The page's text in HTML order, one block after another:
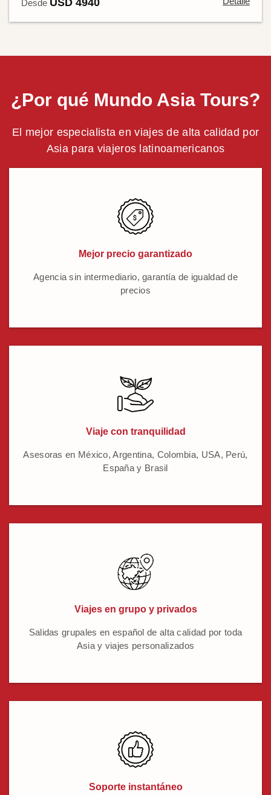
Desde USD 4940
¿Por qué Mundo Asia Tours?
El mejor especialista en viajes de alta calidad por
Asia para viajeros latinoamericanos
Mejor precio garantizado
Agencia sin intermediario, garantía de igualdad de
precios
Viaje con tranquilidad
Asesoras en México, Argentina, Colombia, USA, Perú,
España y Brasil
Viajes en grupo y privados
Salidas grupales en español de alta calidad por toda
Asia y viajes personalizados
Soporte instantáneo